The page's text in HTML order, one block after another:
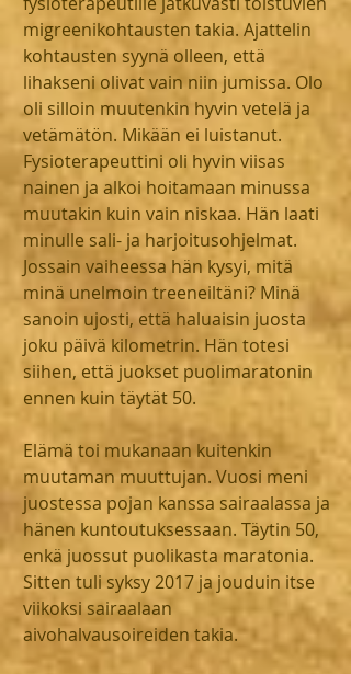
migreenikohtausten takia. Ajattelin
kohtausten syynä olleen, että
lihakseni olivat vain niin jumissa. Olo
oli silloin muutenkin hyvin vetelä ja
vetämätön. Mikään ei luistanut.
Fysioterapeuttini oli hyvin viisas
nainen ja alkoi hoitamaan minussa
muutakin kuin vain niskaa. Hän laati
minulle sali- ja harjoitusohjelmat.
Jossain vaiheessa hän kysyi, mitä
minä unelmoin treeneiltäni? Minä
sanoin ujosti, että haluaisin juosta
joku päivä kilometrin. Hän totesi
siihen, että juokset puolimaratonin
ennen kuin täytät 50.
Elämä toi mukanaan kuitenkin
muutaman muuttujan. Vuosi meni
juostessa pojan kanssa sairaalassa ja
hänen kuntoutuksessaan. Täytin 50,
enkä juossut puolikasta maratonia.
Sitten tuli syksy 2017 ja jouduin itse
viikoksi sairaalaan
aivohalvausoireiden takia.